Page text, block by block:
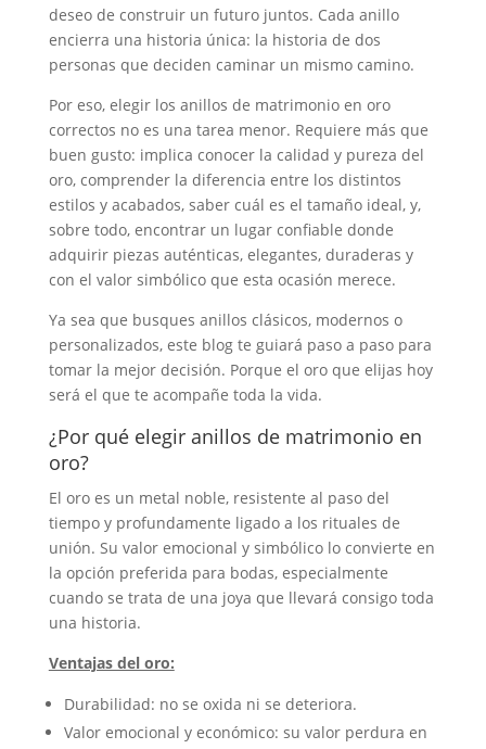
deseo de construir un futuro juntos. Cada anillo
encierra una historia única: la historia de dos
personas que deciden caminar un mismo camino.
Por eso, elegir los anillos de matrimonio en oro
correctos no es una tarea menor. Requiere más que
buen gusto: implica conocer la calidad y pureza del
oro, comprender la diferencia entre los distintos
estilos y acabados, saber cuál es el tamaño ideal, y,
sobre todo, encontrar un lugar confiable donde
adquirir piezas auténticas, elegantes, duraderas y
con el valor simbólico que esta ocasión merece.
Ya sea que busques anillos clásicos, modernos o
personalizados, este blog te guiará paso a paso para
tomar la mejor decisión. Porque el oro que elijas hoy
será el que te acompañe toda la vida.
¿Por qué elegir anillos de matrimonio en
oro?
El oro es un metal noble, resistente al paso del
tiempo y profundamente ligado a los rituales de
unión. Su valor emocional y simbólico lo convierte en
la opción preferida para bodas, especialmente
cuando se trata de una joya que llevará consigo toda
una historia.
Ventajas del oro:
Durabilidad: no se oxida ni se deteriora.
Valor emocional y económico: su valor perdura en